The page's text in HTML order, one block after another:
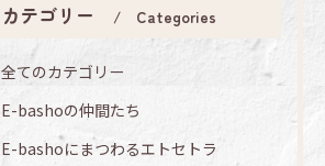
カテゴリー Categories
全てのカテゴリー
E-bashoの仲間たち
E-bashoにまつわるエトセトラ